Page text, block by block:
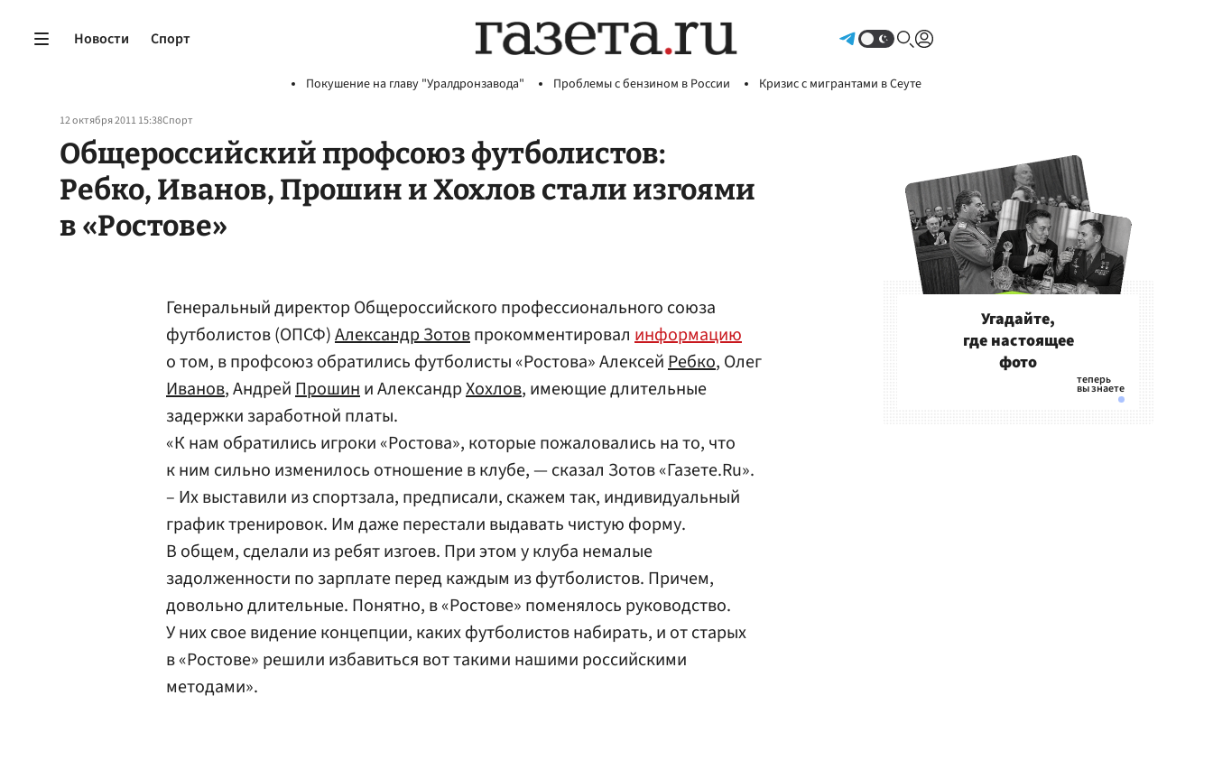
Новости Спорт
Покушение на главу "Уралдронзавода" Проблемы с бензином в России Кризис с мигрантами в Сеуте
12 октября 2011 15:38Спорт
Общероссийский профсоюз футболистов:
Ребко, Иванов, Прошин и Хохлов стали изгоями
в «Ростове»
Генеральный директор Общероссийского профессионального союза
футболистов (ОПСФ)Александр Зотовпрокомментировал информацию
о том, в профсоюз обратились футболисты «Ростова» АлексейРебко, Олег
Иванов, АндрейПрошини АлександрХохлов, имеющие длительные
задержки заработной платы.
«К нам обратились игроки «Ростова», которые пожаловались на то, что
к ним сильно изменилось отношение в клубе, — сказал Зотов «Газете.Ru».
– Их выставили из спортзала, предписали, скажем так, индивидуальный
график тренировок. Им даже перестали выдавать чистую форму.
В общем, сделали из ребят изгоев. При этом у клуба немалые
задолженности по зарплате перед каждым из футболистов. Причем,
довольно длительные. Понятно, в «Ростове» поменялось руководство.
У них свое видение концепции, каких футболистов набирать, и от старых
в «Ростове» решили избавиться вот такими нашими российскими
методами».
Угадайте,
где настоящее
фото